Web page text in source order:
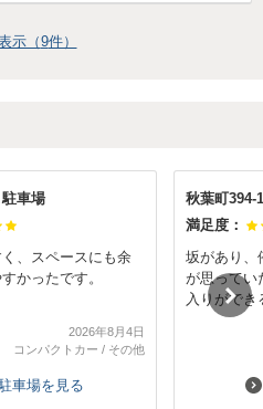
示（9件）
車場
、スペースにも余
かったです。
2026年8月4日
コンパクトカー / その他
車場を見る
秋葉町394-
満足度：
坂があり、
が思ってい
入りができ